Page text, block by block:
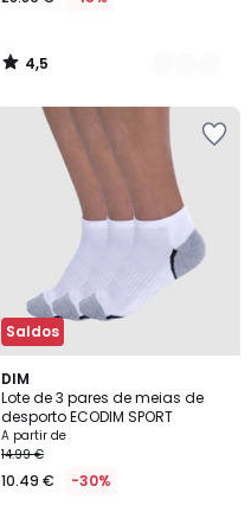
4,5
/
Saldos
DIM
Lote de 3 pares de meias de
desporto ECODIM SPORT
A partir de
14.99 €
10.49 € -30%
4,7
/ 5
3
Cores